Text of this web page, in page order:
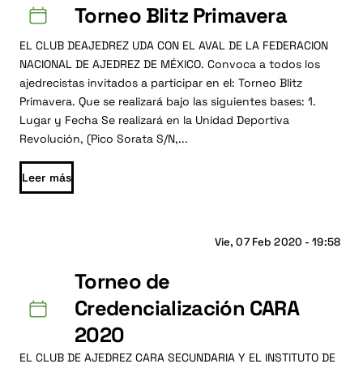
Torneo Blitz Primavera
EL CLUB DEAJEDREZ UDA CON EL AVAL DE LA FEDERACION
NACIONAL DE AJEDREZ DE MÉXICO. Convoca a todos los
ajedrecistas invitados a participar en el: Torneo Blitz
Primavera. Que se realizará bajo las siguientes bases: 1.
Lugar y Fecha Se realizará en la Unidad Deportiva
Revolución, (Pico Sorata S/N,...
Leer más
Vie, 07 Feb 2020 - 19:58
Torneo de
Credencialización CARA
2020
EL CLUB DE AJEDREZ CARA SECUNDARIA Y EL INSTITUTO DE